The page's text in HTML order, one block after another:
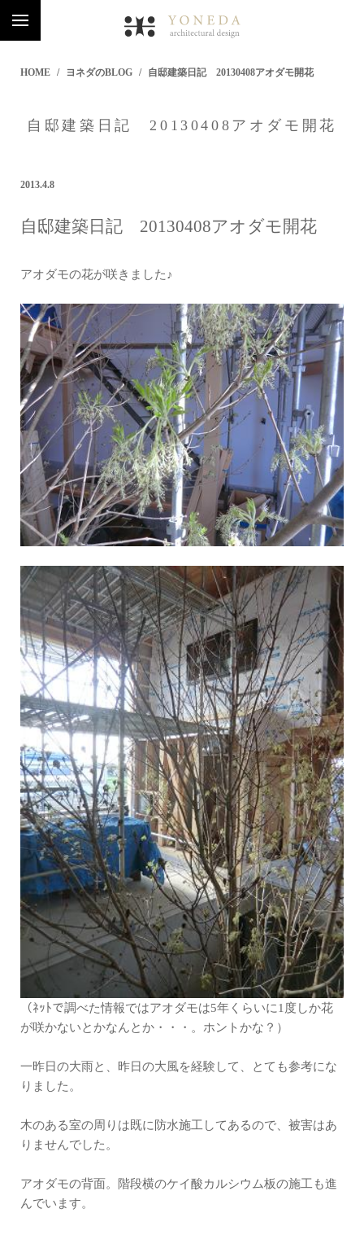
HOME ヨネダのBLOG 自邸建築日記 20130408アオダモ開花
自邸建築日記 20130408アオダモ開花
2013.4.8
自邸建築日記 20130408アオダモ開花
アオダモの花が咲きました♪
（ﾈｯﾄで調べた情報ではアオダモは5年くらいに1度しか花
が咲かないとかなんとか・・・。ホントかな？）
一昨日の大雨と、昨日の大風を経験して、とても参考にな
りました。
木のある室の周りは既に防水施工してあるので、被害はあ
りませんでした。
アオダモの背面。階段横のケイ酸カルシウム板の施工も進
んでいます。